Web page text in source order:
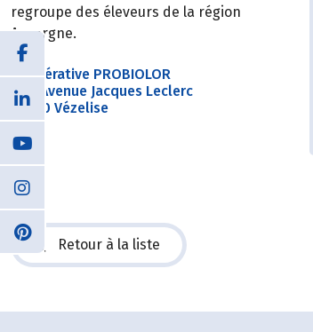
regroupe des éleveurs de la région
Auvergne.
Coopérative PROBIOLOR
2bis Avenue Jacques Leclerc
54330 Vézelise
Retour à la liste